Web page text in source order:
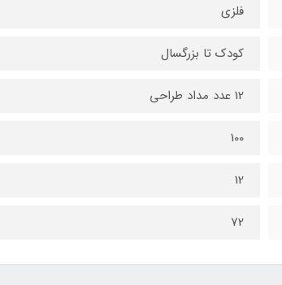
فلزی
کودک تا بزرگسال
12 عدد مداد طراحی
100
12
72